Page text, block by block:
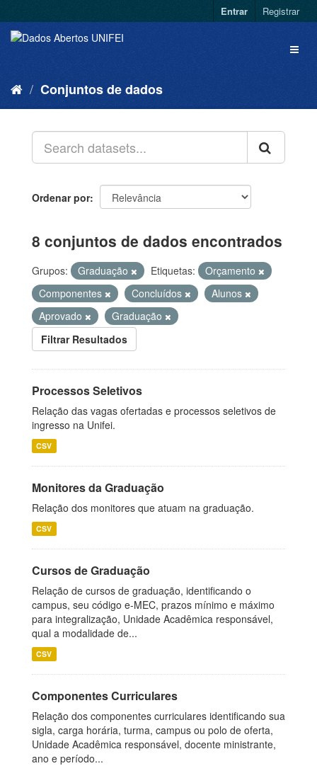
Entrar Registrar
Conjuntos de dados
Ordenar por
8 conjuntos de dados encontrados
Grupos: Graduação Etiquetas:
Orçamento
Componentes
Concluídos
Alunos
Aprovado
Graduação
Filtrar Resultados
Processos Seletivos
Relação das vagas ofertadas e processos seletivos de
ingresso na Unifei.
CSV
Monitores da Graduação
Relação dos monitores que atuam na graduação.
CSV
Cursos de Graduação
Relação de cursos de graduação, identificando o
campus, seu código e-MEC, prazos mínimo e máximo
para integralização, Unidade Acadêmica responsável,
qual a modalidade de...
CSV
Componentes Curriculares
Relação dos componentes curriculares identificando sua
sigla, carga horária, turma, campus ou polo de oferta,
Unidade Acadêmica responsável, docente ministrante,
ano e período...